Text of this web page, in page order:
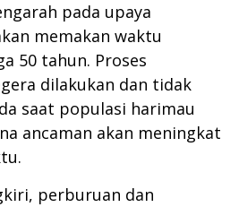
pada upaya
memakan waktu
50 tahun. Proses
dilakukan dan tidak
saat populasi harimau
ancaman akan meningkat
perburuan dan